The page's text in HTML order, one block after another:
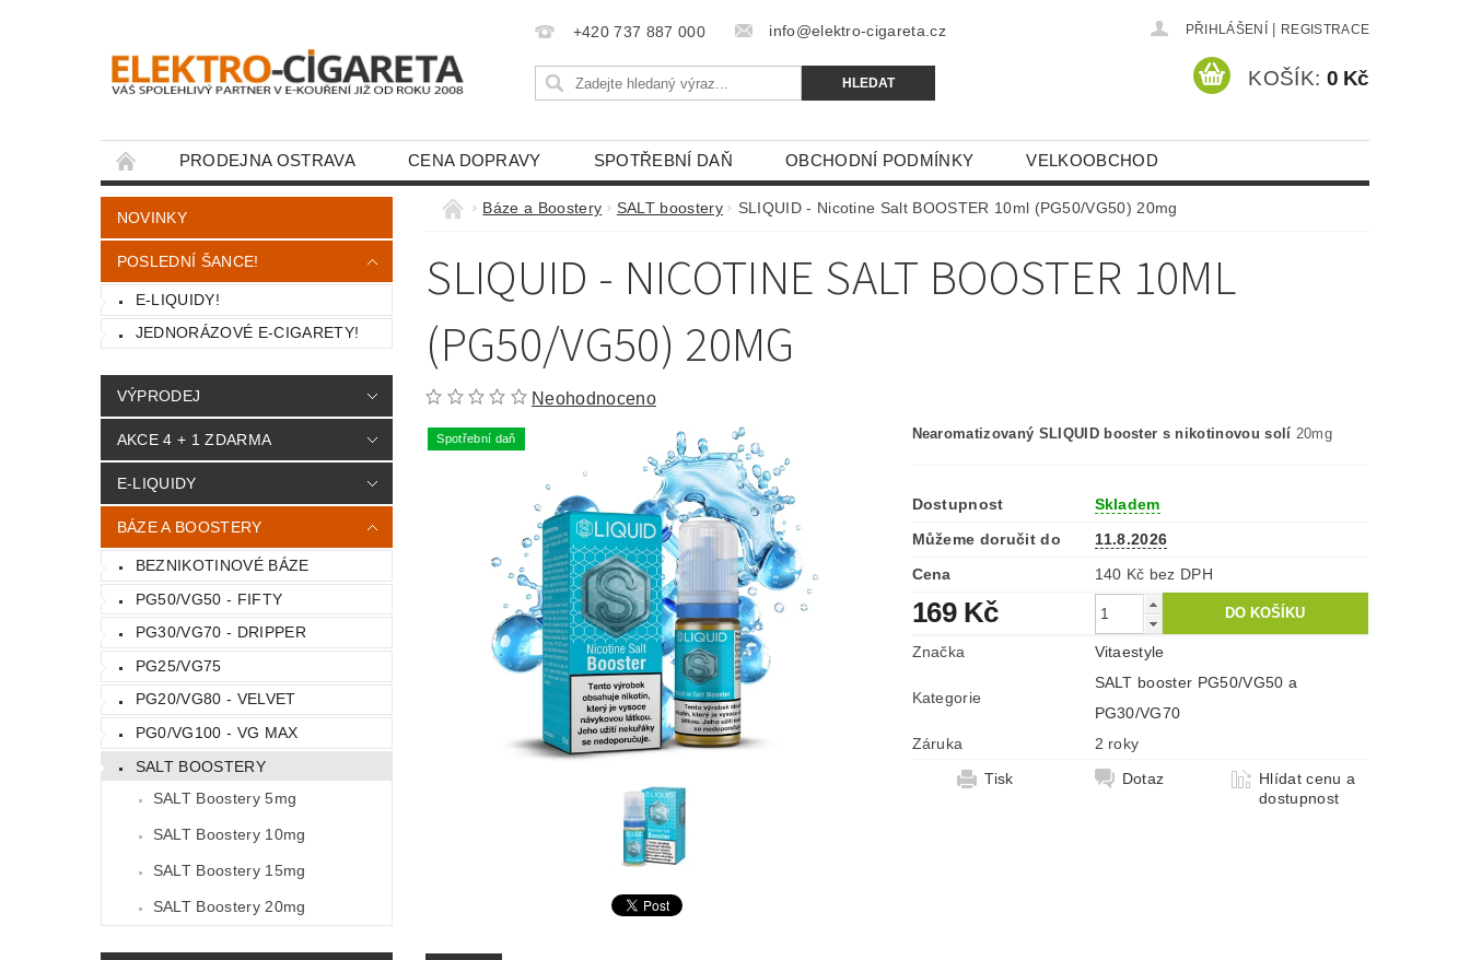
+420 737 887 000 info@elektro-cigareta.cz PŘIHLÁŠENÍ REGISTRACE
KOŠÍK: 0 Kč
PRODEJNA OSTRAVA CENA DOPRAVY SPOTŘEBNÍ DAŇ OBCHODNÍ PODMÍNKY VELKOOBCHOD
KONTAKTY
NOVINKY
POSLEDNÍ ŠANCE!
E-LIQUIDY!
JEDNORÁZOVÉ E-CIGARETY!
VÝPRODEJ
AKCE 4 + 1 ZDARMA
E-LIQUIDY
BÁZE A BOOSTERY
BEZNIKOTINOVÉ BÁZE
PG50/VG50 - FIFTY
PG30/VG70 - DRIPPER
PG25/VG75
PG20/VG80 - VELVET
PG0/VG100 - VG MAX
SALT BOOSTERY
SALT Boostery 5mg
SALT Boostery 10mg
SALT Boostery 15mg
SALT Boostery 20mg
Báze a Boostery SALT boostery SLIQUID - Nicotine Salt BOOSTER 10ml (PG50/VG50) 20mg
SLIQUID - NICOTINE SALT BOOSTER 10ML
(PG50/VG50) 20MG
Neohodnoceno
Spotřební daň Nearomatizovaný SLIQUID booster s nikotinovou solí 20mg
Dostupnost
Skladem
Můžeme doručit do
11.8.2026
Cena
140 Kč bez DPH
169 Kč
Značka Vitaestyle
Kategorie
SALT booster PG50/VG50 a
PG30/VG70
Záruka
2 roky
Tisk
Dotaz
Hlídat cenu a
dostupnost